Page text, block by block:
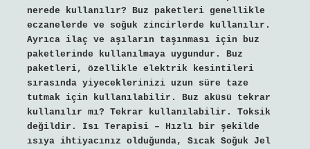
nerede kullanılır? Buz paketleri genellikle
eczanelerde ve soğuk zincirlerde kullanılır.
Ayrıca ilaç ve aşıların taşınması için buz
paketlerinde kullanılmaya uygundur. Buz
paketleri, özellikle elektrik kesintileri
sırasında yiyeceklerinizi uzun süre taze
tutmak için kullanılabilir. Buz aküsü tekrar
kullanılır mı? Tekrar kullanılabilir. Toksik
değildir. Isı Terapisi – Hızlı bir şekilde
ısıya ihtiyacınız olduğunda, Sıcak Soğuk Jel